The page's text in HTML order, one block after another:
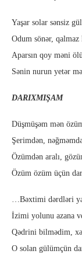
Yaşar solar sənsiz
Odum sönər,
Aparsın qoy məni
Sənin nurun yetər
DARIXMIŞAM
Düşmüşəm mən
Şerimdən,
Özümdən aralı,
Özüm özüm üçün
…Bəxtimi dərdləri
İzimi yolunu azana
Qədrini bilmədim,
O solan gülümçün